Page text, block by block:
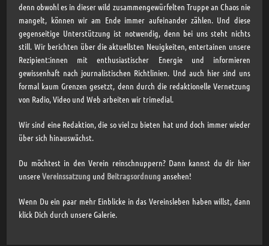
denn obwohl es in dieser wild zusammengewürfelten Truppe an Chaos nie
mangelt, können wir am Ende immer aufeinander zählen. Und diese
gegenseitige Unterstützung ist notwendig, denn bei uns steht nichts
still. Wir berichten über die aktuellsten Neuigkeiten, entertainen unsere
Rezipient:innen mit enthusiastischer Energie und informieren
gewissenhaft nach journalistischen Richtlinien. Und auch hier sind uns
formal kaum Grenzen gesetzt, denn durch die redaktionelle Vernetzung
von Radio, Video und Web arbeiten wir trimedial.
Wir sind eine Redaktion, die so viel zu bieten hat und doch immer wieder
über sich hinauswächst.
Du möchtest in den Verein reinschnuppern? Dann kannst du dir hier
unsereVereinssatzung und Beitragsordnung ansehen!
Wenn Du ein paar mehr Einblicke in das Vereinsleben haben willst, dann
klick Dich durch unsere Galerie.